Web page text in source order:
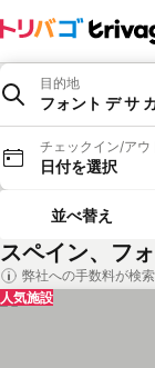
目的地
フォント デ サ
チェックイン/アウ
日付を選択
並べ替え
スペイン、フ
弊社への手数料が検
人気施設